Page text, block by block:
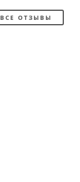
ВСЕ ОТЗЫВЫ